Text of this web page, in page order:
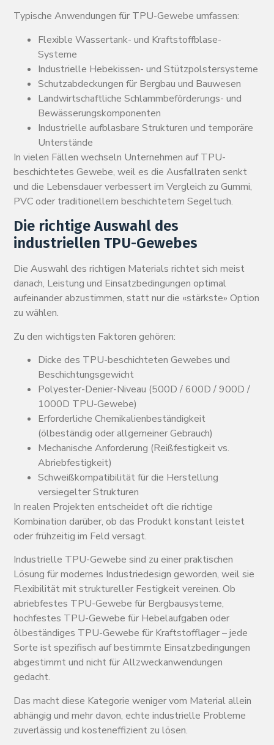
Typische Anwendungen für TPU-Gewebe umfassen:
Flexible Wassertank- und Kraftstoffblase-
Systeme
Industrielle Hebekissen- und Stützpolstersysteme
Schutzabdeckungen für Bergbau und Bauwesen
Landwirtschaftliche Schlammbeförderungs- und
Bewässerungskomponenten
Industrielle aufblasbare Strukturen und temporäre
Unterstände
In vielen Fällen wechseln Unternehmen auf TPU-
beschichtetes Gewebe, weil es die Ausfallraten senkt
und die Lebensdauer verbessert im Vergleich zu Gummi,
PVC oder traditionellem beschichtetem Segeltuch.
Die richtige Auswahl des
industriellen TPU-Gewebes
Die Auswahl des richtigen Materials richtet sich meist
danach, Leistung und Einsatzbedingungen optimal
aufeinander abzustimmen, statt nur die «stärkste» Option
zu wählen.
Zu den wichtigsten Faktoren gehören:
Dicke des TPU-beschichteten Gewebes und
Beschichtungsgewicht
Polyester-Denier-Niveau (500D / 600D / 900D /
1000D TPU-Gewebe)
Erforderliche Chemikalienbeständigkeit
(ölbeständig oder allgemeiner Gebrauch)
Mechanische Anforderung (Reißfestigkeit vs.
Abriebfestigkeit)
Schweißkompatibilität für die Herstellung
versiegelter Strukturen
In realen Projekten entscheidet oft die richtige
Kombination darüber, ob das Produkt konstant leistet
oder frühzeitig im Feld versagt.
Industrielle TPU-Gewebe sind zu einer praktischen
Lösung für modernes Industriedesign geworden, weil sie
Flexibilität mit struktureller Festigkeit vereinen. Ob
abriebfestes TPU-Gewebe für Bergbausysteme,
hochfestes TPU-Gewebe für Hebelaufgaben oder
ölbeständiges TPU-Gewebe für Kraftstofflager – jede
Sorte ist spezifisch auf bestimmte Einsatzbedingungen
abgestimmt und nicht für Allzweckanwendungen
gedacht.
Das macht diese Kategorie weniger vom Material allein
abhängig und mehr davon, echte industrielle Probleme
zuverlässig und kosteneffizient zu lösen.